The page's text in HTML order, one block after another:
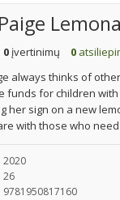
0 įvertinimų 0
always thinks of
funds for children
her sign on a new
with those who
2020
26
9781950817160